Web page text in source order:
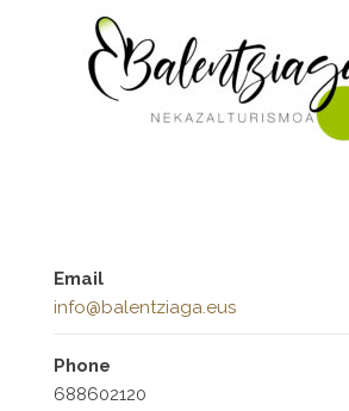
Email
info@balentziaga.eus
Phone
688602120